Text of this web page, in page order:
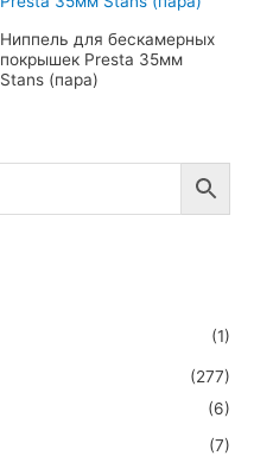
Ниппель для бескамерных
покрышек Presta 35мм
Stans (пара)
(1)
(277)
(6)
(7)